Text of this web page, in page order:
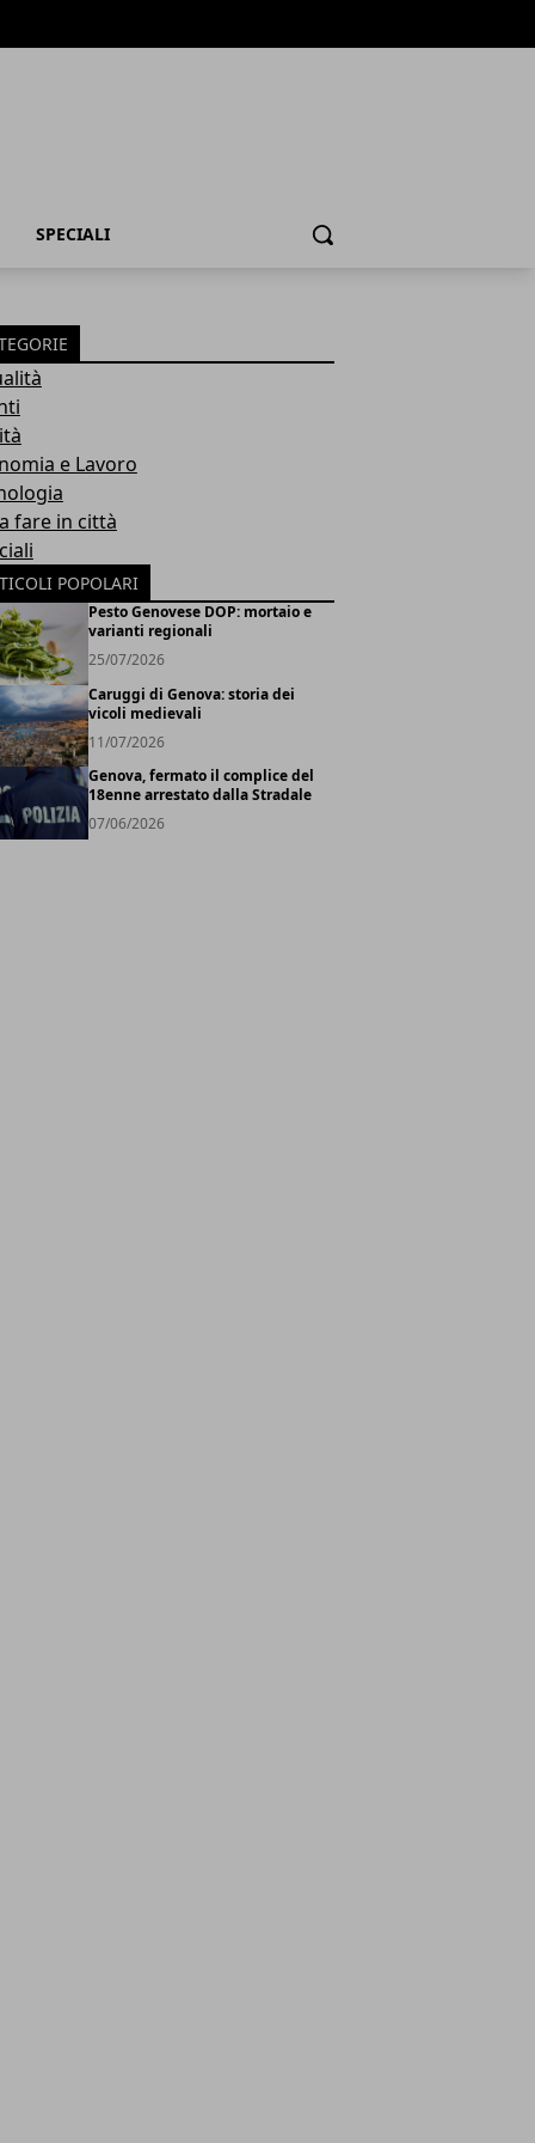
SPECIALI Cerca
e Lavoro
fare in città
POPOLARI
Pesto Genovese DOP: mortaio e
varianti regionali
25/07/2026
Caruggi di Genova: storia dei
vicoli medievali
11/07/2026
Genova, fermato il complice del
18enne arrestato dalla Stradale
07/06/2026